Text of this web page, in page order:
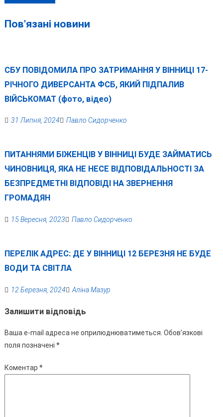
Пов'язані новини
СБУ ПОВІДОМИЛА ПРО ЗАТРИМАННЯ У ВІННИЦІ 17-
РІЧНОГО ДИВЕРСАНТА ФСБ, ЯКИЙ ПІДПАЛИВ
ВІЙСЬКОМАТ (фото, відео)
31 Липня, 2024 Павло Сидорченко
ПИТАННЯМИ БІЖЕНЦІВ У ВІННИЦІ БУДЕ ЗАЙМАТИСЬ
ЧИНОВНИЦЯ, ЯКА НЕ НЕСЕ ВІДПОВІДАЛЬНОСТІ ЗА
БЕЗПРЕДМЕТНІ ВІДПОВІДІ НА ЗВЕРНЕННЯ
ГРОМАДЯН
15 Вересня, 2023 Павло Сидорченко
ПЕРЕЛІК АДРЕС: ДЕ У ВІННИЦІ 12 БЕРЕЗНЯ НЕ БУДЕ
ВОДИ ТА СВІТЛА
12 Березня, 2024 Аліна Мазур
Залишити відповідь
Ваша e-mail адреса не оприлюднюватиметься. Обов’язкові
поля позначені *
Коментар *